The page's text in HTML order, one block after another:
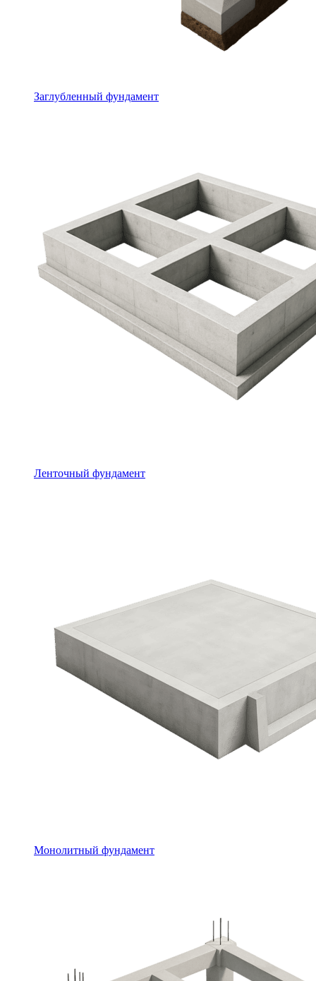
Заглубленный фундамент
Ленточный фундамент
Монолитный фундамент